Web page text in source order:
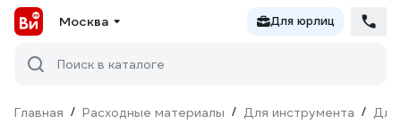
Москва Для юрлиц
Поиск в каталоге
Главная / Расходные материалы / Для инструмента / Для